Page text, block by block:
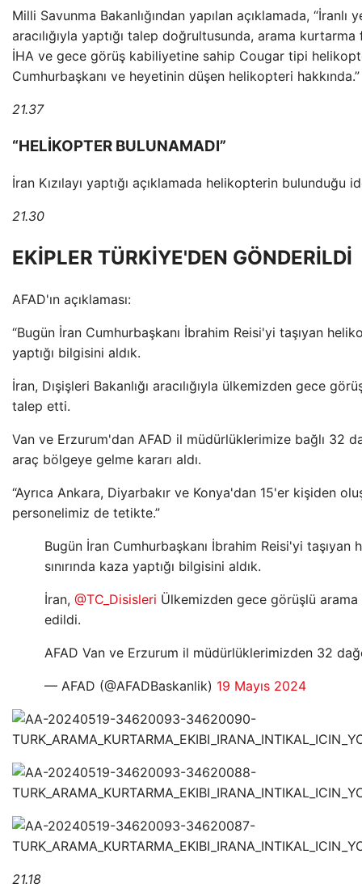
Milli Savunma Bakanlığından yapılan açıklamada, “İranlı
aracılığıyla yaptığı talep doğrultusunda, arama
İHA ve gece görüş kabiliyetine sahip Cougar tipi
Cumhurbaşkanı ve heyetinin düşen helikopteri
21.37
“HELİKOPTER BULUNAMADI”
İran Kızılayı yaptığı açıklamada helikopterin bulunduğu
21.30
EKİPLER TÜRKİYE'DEN GÖNDERİLDİ
AFAD'ın açıklaması:
“Bugün İran Cumhurbaşkanı İbrahim Reisi'yi taşıyan
yaptığı bilgisini aldık.
İran, Dışişleri Bakanlığı aracılığıyla ülkemizden gece
talep etti.
Van ve Erzurum'dan AFAD il müdürlüklerimize bağlı 32
araç bölgeye gelme kararı aldı.
“Ayrıca Ankara, Diyarbakır ve Konya'dan 15'er kişiden
personelimiz de tetikte.”
Bugün İran Cumhurbaşkanı İbrahim Reisi'yi taşıyan
sınırında kaza yaptığı bilgisini aldık.
İran, @TC_Disisleri Ülkemizden gece görüşlü
edildi.
AFAD Van ve Erzurum il müdürlüklerimizden 32
— AFAD (@AFADBaskanlik) 19 Mayıs 2024
21.18